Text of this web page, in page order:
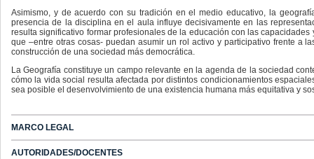
Asimismo, y de acuerdo con su tradición en el medio educativo, la
presencia de la disciplina en el aula influye decisivamente en las
resulta significativo formar profesionales de la educación con las
que –entre otras cosas- puedan asumir un rol activo y participativo frente a
construcción de una sociedad más democrática.
La Geografía constituye un campo relevante en la agenda de la sociedad
cómo la vida social resulta afectada por distintos condicionamientos
sea posible el desenvolvimiento de una existencia humana más equitativa y
MARCO LEGAL
AUTORIDADES/DOCENTES